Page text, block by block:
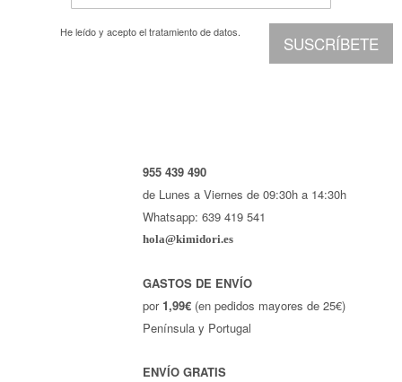
SUSCRÍBETE
He leído y acepto eltratamiento de datos.
955 439 490
de Lunes a Viernes de 09:30h a 14:30h
Whatsapp: 639 419 541
hola@kimidori.es
GASTOS DE ENVÍO
por 1,99€ (en pedidos mayores de 25€)
Península y Portugal
ENVÍO GRATIS